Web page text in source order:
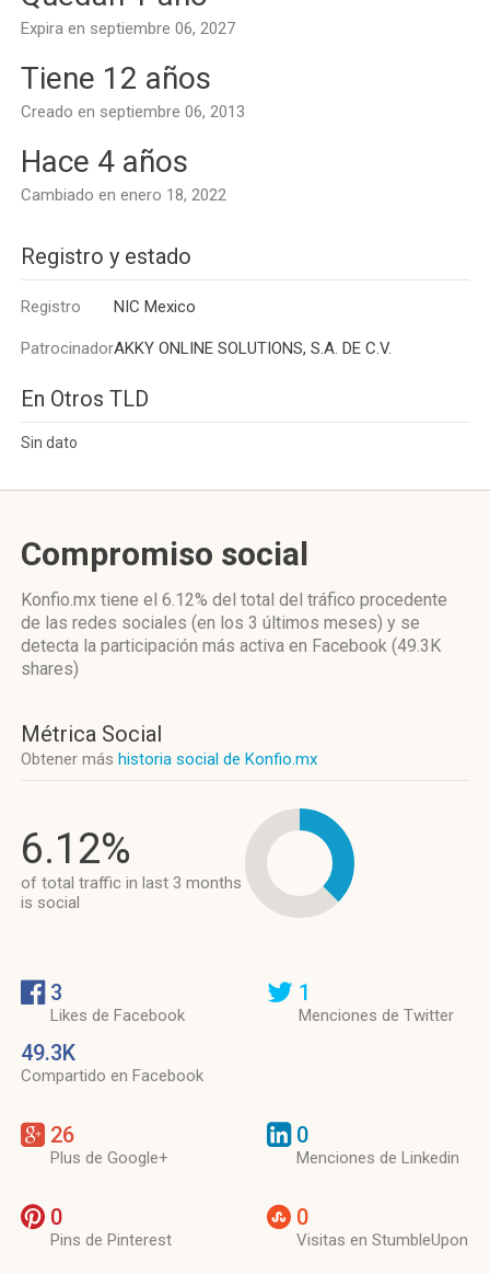
Expira en septiembre 06, 2027
Tiene 12 años
Creado en septiembre 06, 2013
Hace 4 años
Cambiado en enero 18, 2022
Registro y estado
Registro NIC Mexico
PatrocinadorAKKY ONLINE SOLUTIONS, S.A. DE C.V.
En Otros TLD
Sin dato
Compromiso social
Konfio.mx tiene el 6.12% del total del tráfico procedente
de las redes sociales (en los 3 últimos meses) y se
detecta la participación más activa en Facebook (49.3K
shares)
Métrica Social
Obtener más historia social de Konfio.mx
6.12%
of total traffic in last 3 months
is social
3
Likes de Facebook
49.3K
Compartido en Facebook
1
Menciones de Twitter
26
Plus de Google+
0
Menciones de Linkedin
0
Pins de Pinterest
0
Visitas en StumbleUpon